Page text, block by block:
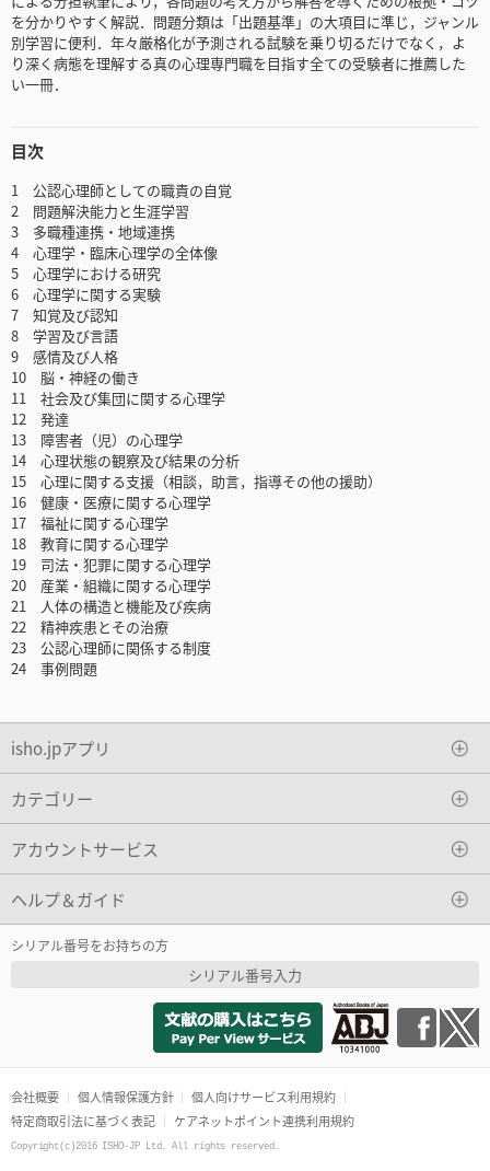
を分かりやすく解説．問題分類は「出題基準」の大項目に準じ，ジャンル
別学習に便利．年々厳格化が予測される試験を乗り切るだけでなく，よ
り深く病態を理解する真の心理専門職を目指す全ての受験者に推薦した
い一冊．
目次
1 公認心理師としての職責の自覚
2 問題解決能力と生涯学習
3 多職種連携・地域連携
4 心理学・臨床心理学の全体像
5 心理学における研究
6 心理学に関する実験
7 知覚及び認知
8 学習及び言語
9 感情及び人格
10 脳・神経の働き
11 社会及び集団に関する心理学
12 発達
13 障害者（児）の心理学
14 心理状態の観察及び結果の分析
15 心理に関する支援（相談，助言，指導その他の援助）
16 健康・医療に関する心理学
17 福祉に関する心理学
18 教育に関する心理学
19 司法・犯罪に関する心理学
20 産業・組織に関する心理学
21 人体の構造と機能及び疾病
22 精神疾患とその治療
23 公認心理師に関係する制度
24 事例問題
isho.jpアプリ
カテゴリー
アカウントサービス
ヘルプ＆ガイド
シリアル番号をお持ちの方
シリアル番号入力
会社概要 個人情報保護方針
個人向けサービス利用規約
特定商取引法に基づく表記
ケアネットポイント連携利用規約
Copyright(c)2016 ISHO-JP Ltd. All rights reserved.